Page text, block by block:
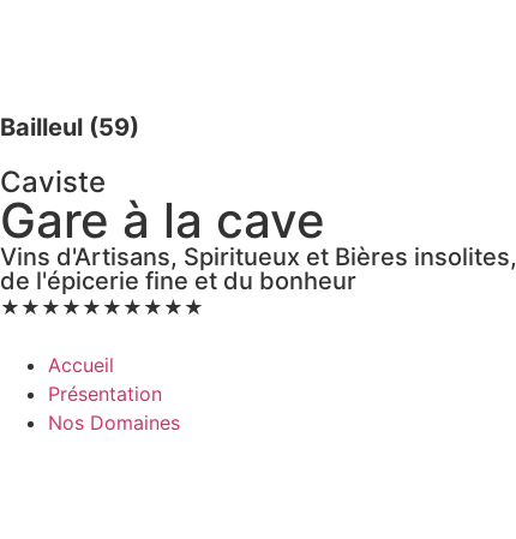
Bailleul (59)
Caviste
Gare à la cave
Vins d'Artisans, Spiritueux et Bières insolites,
de l'épicerie fine et du bonheur
★ ★ ★ ★ ★ ★ ★ ★ ★ ★
Accueil
Présentation
Nos Domaines